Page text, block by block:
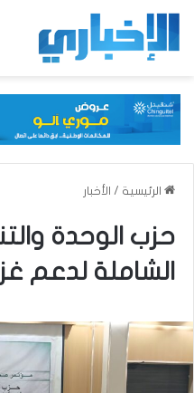
الرئيسية / الأخبار
حزب الوحدة
الشاملة لدعم